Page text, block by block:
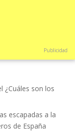
Publicidad
¿Cuáles son los
escapadas a la
de España